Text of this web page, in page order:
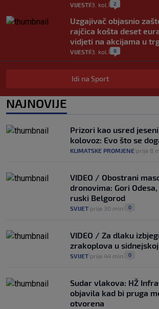
VIJESTI 3. kol. 2
Uzgajivač objasnio
rajčica košta deset
vidjeti na akcijama u
VIJESTI 3. kol. 8
Selidba je jedno od
Evo aktualnih cijena i
0
automobilom na Hvar iz
koliko iz Osijeka
14
Idi na Sport
NAJNOVIJE
Prizori kao usred
kolovoz: Evo što se
KLIMATSKE PROMJENE prije 8
VIDEO / Obostrani
dronovima: Gori
ruski Belgorod
SVIJET prije 30 min 0
VIDEO / Za dlaku
zrakoplova u
SVIJET prije 44 min 0
Sudar vlakova: HŽ
objavila kad bi pruga
otvorena